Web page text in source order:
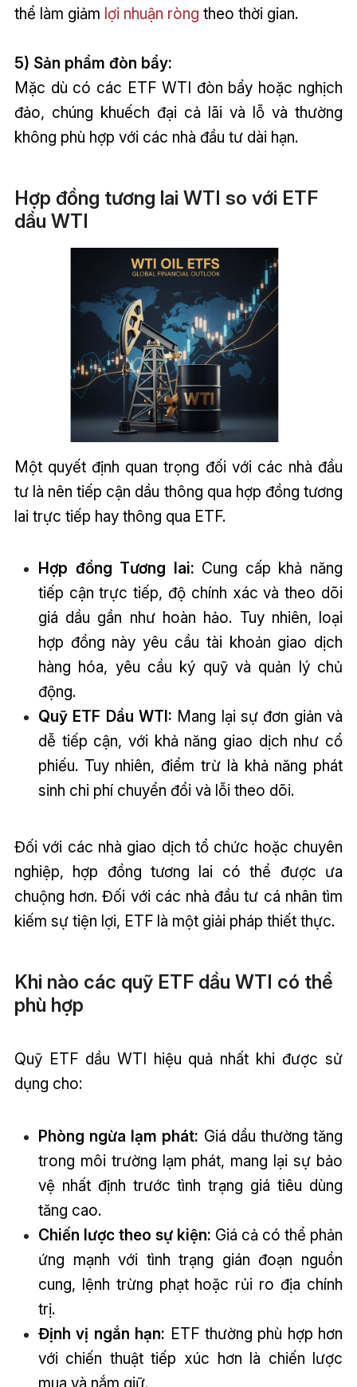
thể làm giảm lợi nhuận ròng theo thời gian.
5) Sản phẩm đòn bẩy:
Mặc dù có các ETF WTI đòn bẩy hoặc nghịch
đảo, chúng khuếch đại cả lãi và lỗ và thường
không phù hợp với các nhà đầu tư dài hạn.
Hợp đồng tương lai WTI so với ETF
dầu WTI
Một quyết định quan trọng đối với các nhà đầu
tư là nên tiếp cận dầu thông qua hợp đồng tương
lai trực tiếp hay thông qua ETF.
Hợp đồng Tương lai: Cung cấp khả năng
tiếp cận trực tiếp, độ chính xác và theo dõi
giá dầu gần như hoàn hảo. Tuy nhiên, loại
hợp đồng này yêu cầu tài khoản giao dịch
hàng hóa, yêu cầu ký quỹ và quản lý chủ
động.
Quỹ ETF Dầu WTI: Mang lại sự đơn giản và
dễ tiếp cận, với khả năng giao dịch như cổ
phiếu. Tuy nhiên, điểm trừ là khả năng phát
sinh chi phí chuyển đổi và lỗi theo dõi.
Đối với các nhà giao dịch tổ chức hoặc chuyên
nghiệp, hợp đồng tương lai có thể được ưa
chuộng hơn. Đối với các nhà đầu tư cá nhân tìm
kiếm sự tiện lợi, ETF là một giải pháp thiết thực.
Khi nào các quỹ ETF dầu WTI có thể
phù hợp
Quỹ ETF dầu WTI hiệu quả nhất khi được sử
dụng cho:
Phòng ngừa lạm phát: Giá dầu thường tăng
trong môi trường lạm phát, mang lại sự bảo
vệ nhất định trước tình trạng giá tiêu dùng
tăng cao.
Chiến lược theo sự kiện: Giá cả có thể phản
ứng mạnh với tình trạng gián đoạn nguồn
cung, lệnh trừng phạt hoặc rủi ro địa chính
trị.
Định vị ngắn hạn: ETF thường phù hợp hơn
với chiến thuật tiếp xúc hơn là chiến lược
mua và nắm giữ.